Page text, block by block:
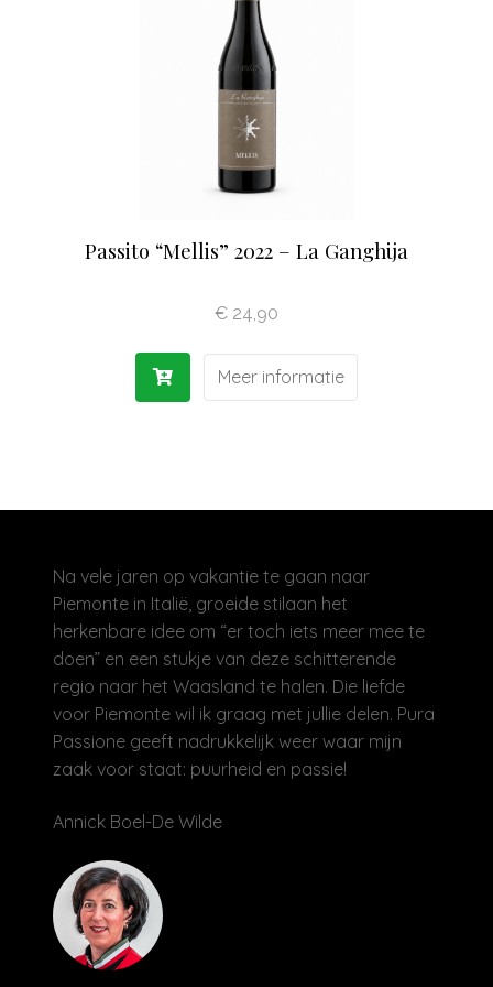
Passito “Mellis” 2022 – La Ganghija
€ 24,90
Meer informatie
Na vele jaren op vakantie te gaan naar
Piemonte in Italië, groeide stilaan het
herkenbare idee om “er toch iets meer mee te
doen” en een stukje van deze schitterende
regio naar het Waasland te halen. Die liefde
voor Piemonte wil ik graag met jullie delen. Pura
Passione geeft nadrukkelijk weer waar mijn
zaak voor staat: puurheid en passie!
Annick Boel-De Wilde